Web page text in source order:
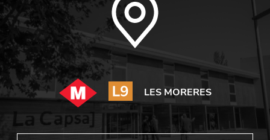
LES MORERES